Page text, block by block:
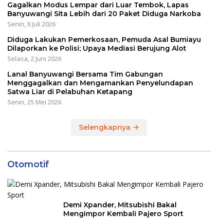
Gagalkan Modus Lempar dari Luar Tembok, Lapas
Banyuwangi Sita Lebih dari 20 Paket Diduga Narkoba
Senin, 6 Juli 2026
Diduga Lakukan Pemerkosaan, Pemuda Asal Bumiayu
Dilaporkan ke Polisi; Upaya Mediasi Berujung Alot
Selasa, 2 Juni 2026
Lanal Banyuwangi Bersama Tim Gabungan
Menggagalkan dan Mengamankan Penyelundapan
Satwa Liar di Pelabuhan Ketapang
Senin, 25 Mei 2026
Selengkapnya
Otomotif
Demi Xpander, Mitsubishi Bakal
Mengimpor Kembali Pajero Sport